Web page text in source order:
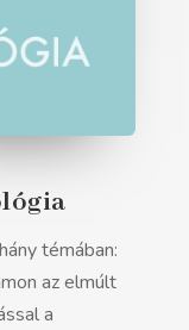
témában:
az elmúlt
a